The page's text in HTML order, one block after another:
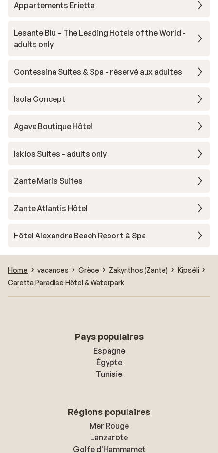
Appartements Erietta
Lesante Blu – The Leading Hotels of the World -
adults only
Contessina Suites & Spa - réservé aux adultes
Isola Concept
Agave Boutique Hôtel
Iskios Suites - adults only
Zante Maris Suites
Zante Atlantis Hôtel
Hôtel Alexandra Beach Resort & Spa
Home vacances Grèce Zakynthos (Zante)
Kipséli
Caretta Paradise Hôtel & Waterpark
Pays populaires
Espagne
Égypte
Tunisie
Régions populaires
Mer Rouge
Lanzarote
Golfe d'Hammamet